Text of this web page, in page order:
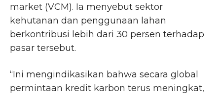
market (VCM). Ia menyebut sektor
kehutanan dan penggunaan lahan
berkontribusi lebih dari 30 persen terhadap
pasar tersebut.
“Ini mengindikasikan bahwa secara global
permintaan kredit karbon terus meningkat,